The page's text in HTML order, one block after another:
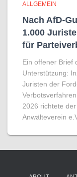
ALLGEMEIN
Nach AfD-
1.000
für
Ein offener Brief
Unterstützung:
Juristen der
2026 richtete
Anwälteverein